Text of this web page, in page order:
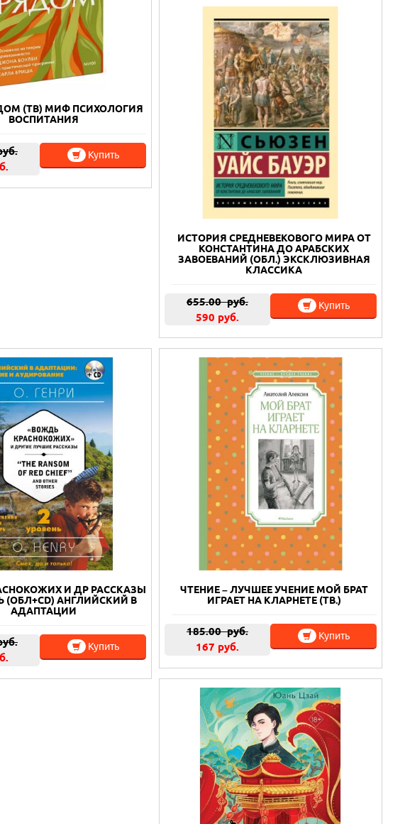
(ТВ) МИФ ПСИХОЛОГИЯ
ВОСПИТАНИЯ
Купить
ИСТОРИЯ СРЕДНЕВЕКОВОГО МИРА ОТ
КОНСТАНТИНА ДО АРАБСКИХ
ЗАВОЕВАНИЙ (ОБЛ.) ЭКСКЛЮЗИВНАЯ
КЛАССИКА
655.00руб.
590 руб.
Купить
И ДР РАССКАЗЫ
(ОБЛ+CD) АНГЛИЙСКИЙ В
АДАПТАЦИИ
Купить
ЧТЕНИЕ – ЛУЧШЕЕ УЧЕНИЕ МОЙ БРАТ
ИГРАЕТ НА КЛАРНЕТЕ (ТВ.)
185.00руб.
167 руб.
Купить